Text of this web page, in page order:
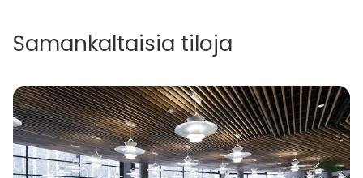
Samankaltaisia tiloja